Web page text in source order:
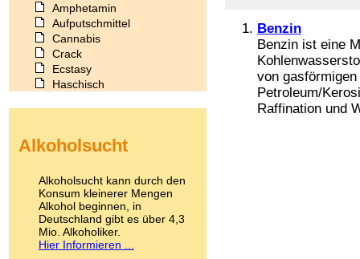
Benzin
Benzin ist eine
von
Petroleum/
Raffination und
Amphetamin
Aufputschmittel
Cannabis
Crack
Ecstasy
Haschisch
Kokain
LSD
Marihuana
Medikamente
Meskalin
Metamphetamin
Methadon
Alkoholsucht
Alkoholsucht kann durch den
Konsum kleinerer Mengen
Alkohol beginnen, in
Deutschland gibt es über 4,3
Mio. Alkoholiker.
Hier Informieren ...